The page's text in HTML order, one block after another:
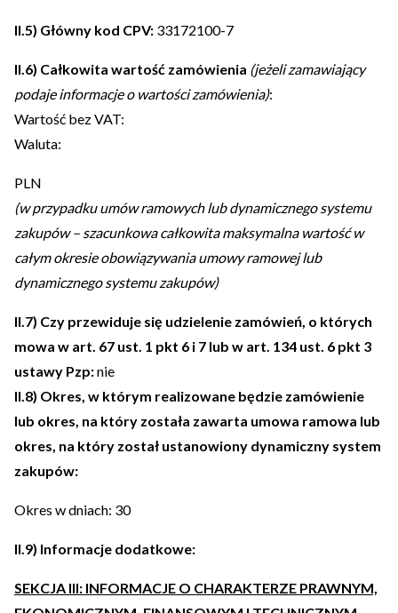
II.5) Główny kod CPV: 33172100-7
II.6) Całkowita wartość zamówienia (jeżeli zamawiający
podaje informacje o wartości zamówienia):
Wartość bez VAT:
Waluta:
PLN
(w przypadku umów ramowych lub dynamicznego systemu
zakupów – szacunkowa całkowita maksymalna wartość w
całym okresie obowiązywania umowy ramowej lub
dynamicznego systemu zakupów)
II.7) Czy przewiduje się udzielenie zamówień, o których
mowa w art. 67 ust. 1 pkt 6 i 7 lub w art. 134 ust. 6 pkt 3
ustawy Pzp:nie
II.8) Okres, w którym realizowane będzie zamówienie
lub okres, na który została zawarta umowa ramowa lub
okres, na który został ustanowiony dynamiczny system
zakupów:
Okres w dniach: 30
II.9) Informacje dodatkowe:
SEKCJA III: INFORMACJE O CHARAKTERZE PRAWNYM,